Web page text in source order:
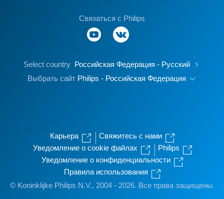
Связаться с Philips
Select country Российская Федерация - Русский
Выбрать сайт Philips - Российская Федерация
Карьера
Свяжитесь с нами
Уведомление о cookie файлах
Philips
Уведомление о конфиденциальности
Правила использования
© Koninklijke Philips N.V., 2004 - 2026. Все права защищены.